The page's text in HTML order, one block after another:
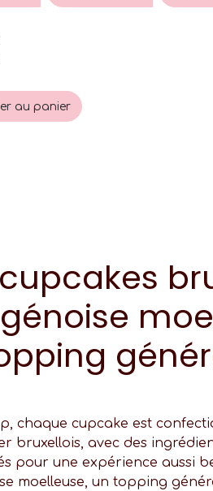
au panier
chaque cupcake est
bruxellois, avec des
pour une expérience aussi
moelleuse, un topping